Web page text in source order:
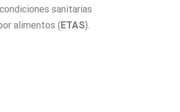
sanitarias
alimentos ( ETAS).